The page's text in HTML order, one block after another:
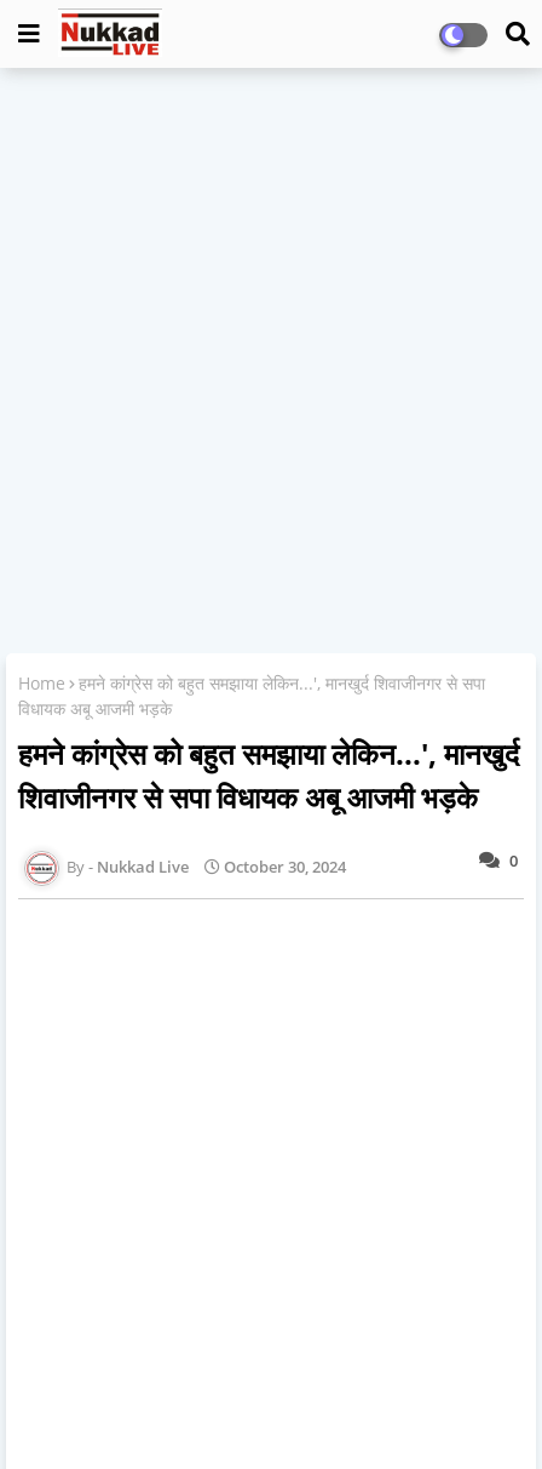
Home
हमने कांग्रेस को बहुत समझाया लेकिन...', मानखुर्द शिवाजीनगर से सपा
विधायक अबू आजमी भड़के
हमने कांग्रेस को बहुत समझाया लेकिन...', मानखुर्द
शिवाजीनगर से सपा विधायक अबू आजमी भड़के
0
Nukkad Live October 30, 2024